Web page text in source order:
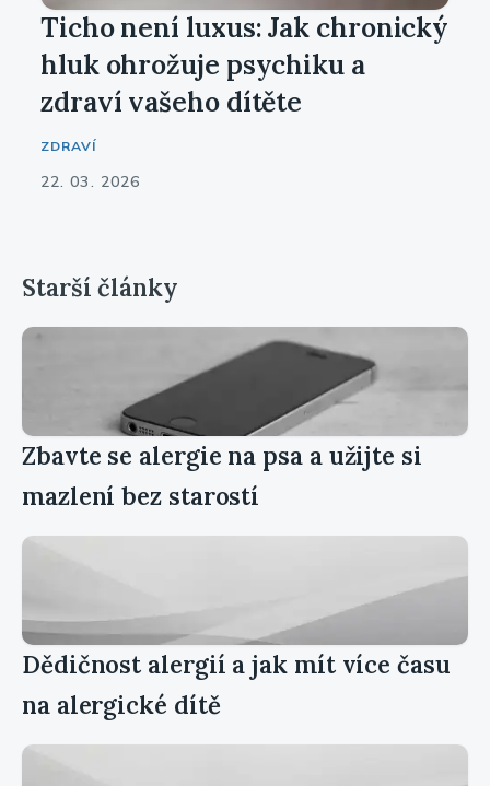
Ticho není luxus: Jak chronický
hluk ohrožuje psychiku a
zdraví vašeho dítěte
ZDRAVÍ
22. 03. 2026
Starší články
Zbavte se alergie na psa a užijte si
mazlení bez starostí
Dědičnost alergií a jak mít více času
na alergické dítě